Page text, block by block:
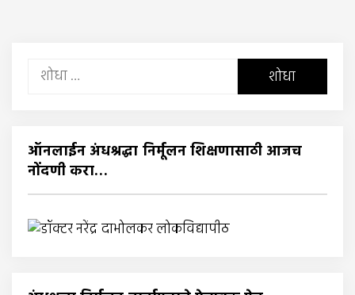
यांचा
ऑनलाईन अंधश्रद्धा निर्मूलन शिक्षणासाठी आजच
नोंदणी करा…